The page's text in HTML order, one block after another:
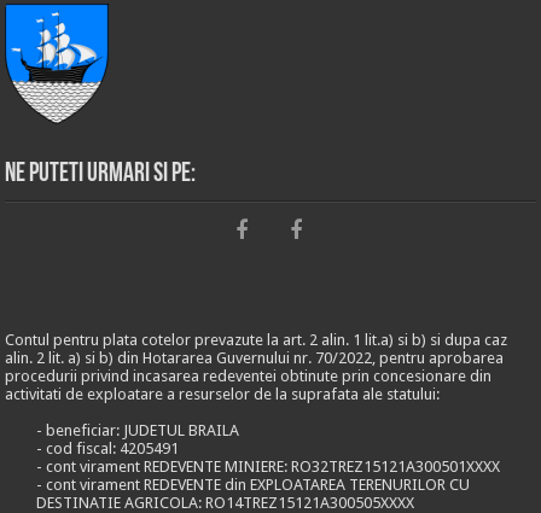
Ne puteti urmari si pe:
Contul pentru plata cotelor prevazute la art. 2 alin. 1 lit.a) si b) si dupa caz
alin. 2 lit. a) si b) din Hotararea Guvernului nr. 70/2022, pentru aprobarea
procedurii privind incasarea redeventei obtinute prin concesionare din
activitati de exploatare a resurselor de la suprafata ale statului:
- beneficiar: JUDETUL BRAILA
- cod fiscal: 4205491
- cont virament REDEVENTE MINIERE: RO32TREZ15121A300501XXXX
- cont virament REDEVENTE din EXPLOATAREA TERENURILOR CU
DESTINATIE AGRICOLA: RO14TREZ15121A300505XXXX